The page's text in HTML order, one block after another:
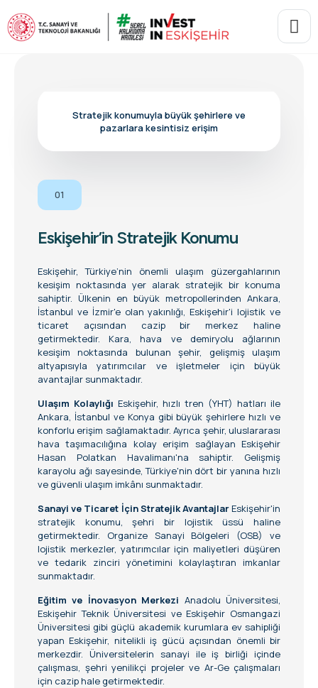
Stratejik konumuyla büyük şehirlere ve
pazarlara kesintisiz erişim
01
Eskişehir’in Stratejik Konumu
Eskişehir, Türkiye’nin önemli ulaşım güzergahlarının
kesişim noktasında yer alarak stratejik bir konuma
sahiptir. Ülkenin en büyük metropollerinden Ankara,
İstanbul ve İzmir'e olan yakınlığı, Eskişehir'i lojistik ve
ticaret açısından cazip bir merkez haline
getirmektedir. Kara, hava ve demiryolu ağlarının
kesişim noktasında bulunan şehir, gelişmiş ulaşım
altyapısıyla yatırımcılar ve işletmeler için büyük
avantajlar sunmaktadır.
Ulaşım Kolaylığı Eskişehir, hızlı tren (YHT) hatları ile
Ankara, İstanbul ve Konya gibi büyük şehirlere hızlı ve
konforlu erişim sağlamaktadır. Ayrıca şehir, uluslararası
hava taşımacılığına kolay erişim sağlayan Eskişehir
Hasan Polatkan Havalimanı'na sahiptir. Gelişmiş
karayolu ağı sayesinde, Türkiye'nin dört bir yanına hızlı
ve güvenli ulaşım imkânı sunmaktadır.
Sanayi ve Ticaret İçin Stratejik AvantajlarEskişehir'in
stratejik konumu, şehri bir lojistik üssü haline
getirmektedir. Organize Sanayi Bölgeleri (OSB) ve
lojistik merkezler, yatırımcılar için maliyetleri düşüren
ve tedarik zinciri yönetimini kolaylaştıran imkanlar
sunmaktadır.
Eğitim ve İnovasyon Merkezi Anadolu Üniversitesi,
Eskişehir Teknik Üniversitesi ve Eskişehir Osmangazi
Üniversitesi gibi güçlü akademik kurumlara ev sahipliği
yapan Eskişehir, nitelikli iş gücü açısından önemli bir
merkezdir. Üniversitelerin sanayi ile iş birliği içinde
çalışması, şehri yenilikçi projeler ve Ar-Ge çalışmaları
için cazip hale getirmektedir.